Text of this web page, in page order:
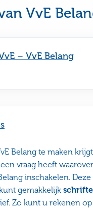
VvE
– VvE Belang
Belang te maken
vraag heeft
inschakelen.
gemakkelijk
Zo kunt u rekenen